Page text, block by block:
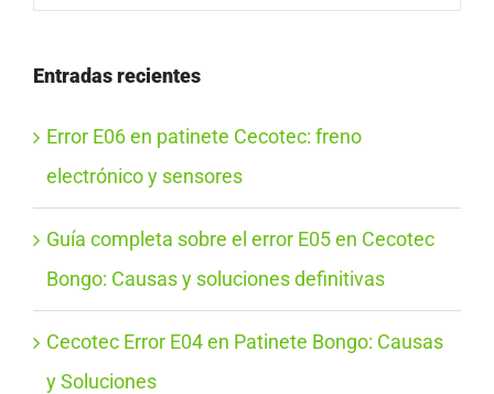
Entradas recientes
Error E06 en patinete Cecotec: freno
electrónico y sensores
Guía completa sobre el error E05 en Cecotec
Bongo: Causas y soluciones definitivas
Cecotec Error E04 en Patinete Bongo: Causas
y Soluciones